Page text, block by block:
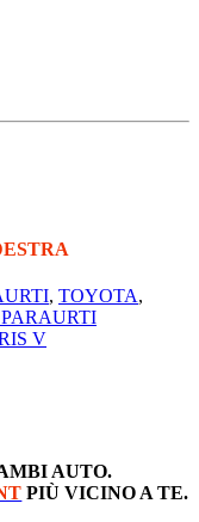
, TOYOTA,
V
AUTO.
PIÙ VICINO A TE.